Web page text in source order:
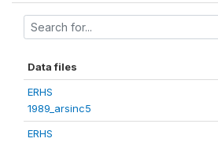
Data files
ERHS
1989_arsinc5
ERHS